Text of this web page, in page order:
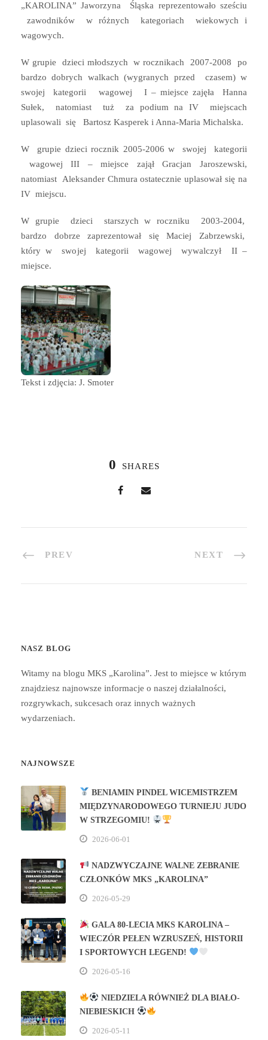
„KAROLINA” Jaworzyna Śląska reprezentowało sześciu
zawodników w różnych kategoriach wiekowych i
wagowych.
W grupie dzieci młodszych w rocznikach 2007-2008 po
bardzo dobrych walkach (wygranych przed czasem) w
swojej kategorii wagowej I – miejsce zajęła Hanna
Sułek, natomiast tuż za podium na IV miejscach
uplasowali się Bartosz Kasperek i Anna-Maria Michalska.
W grupie dzieci rocznik 2005-2006 w swojej kategorii
wagowej III – miejsce zajął Gracjan Jaroszewski,
natomiast Aleksander Chmura ostatecznie uplasował się na
IV miejscu.
W grupie dzieci starszych w roczniku 2003-2004,
bardzo dobrze zaprezentował się Maciej Zabrzewski,
który w swojej kategorii wagowej wywalczył II –
miejsce.
Tekst i zdjęcia: J. Smoter
0 SHARES
PREV NEXT
NASZ BLOG
Witamy na blogu MKS „Karolina”. Jest to miejsce w którym
znajdziesz najnowsze informacje o naszej działalności,
rozgrywkach, sukcesach oraz innych ważnych
wydarzeniach.
NAJNOWSZE
BENIAMIN PINDEL WICEMISTRZEM
MIĘDZYNARODOWEGO TURNIEJU JUDO
W STRZEGOMIU!
2026-06-01
NADZWYCZAJNE WALNE ZEBRANIE
CZŁONKÓW MKS „KAROLINA”
2026-05-29
GALA 80‑LECIA MKS KAROLINA –
WIECZÓR PEŁEN WZRUSZEŃ, HISTORII
I SPORTOWYCH LEGEND!
2026-05-16
NIEDZIELA RÓWNIEŻ DLA BIAŁO-
NIEBIESKICH
2026-05-11